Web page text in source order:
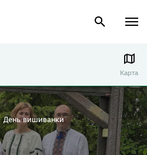
Карта
День вишиванки